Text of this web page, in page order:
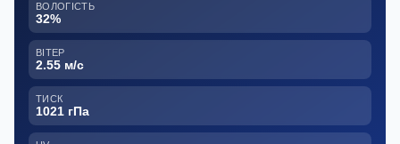
ВОЛОГІСТЬ
32%
ВІТЕР
2.55 м/с
ТИСК
1021 гПа